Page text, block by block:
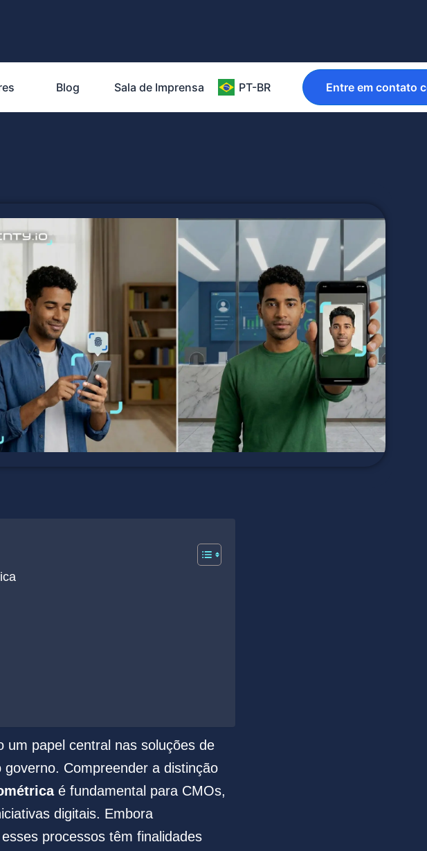
Blog Sala de Imprensa PT-BR Entre em contato
um papel central nas soluções de
Compreender a distinção
é fundamental para CMOs,
digitais. Embora
processos têm finalidades